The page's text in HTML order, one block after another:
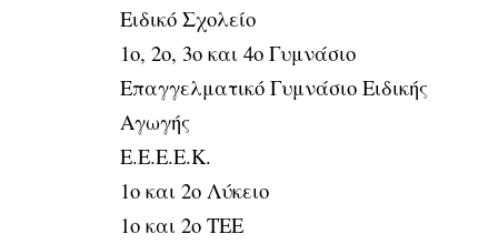
Ειδικό Σχολείο
1ο, 2ο, 3ο και 4ο Γυμνάσιο
Επαγγελματικό Γυμνάσιο Ειδικής
Αγωγής
Ε.Ε.Ε.Ε.Κ.
1ο και 2ο Λύκειο
1ο και 2ο ΤΕΕ